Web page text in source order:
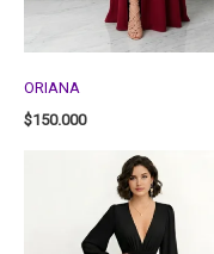
ORIANA
$150.000